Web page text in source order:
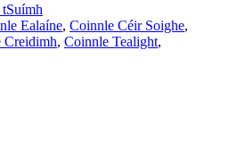
Ealaíne, Coinnle Céir Soighe,
Creidimh, Coinnle Tealight,